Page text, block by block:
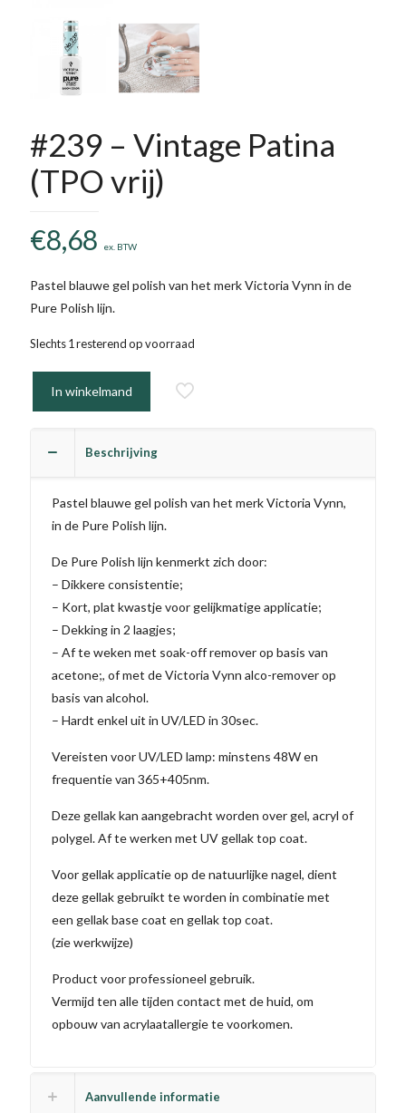
#239 – Vintage Patina
(TPO vrij)
€8,68 ex. BTW
Pastel blauwe gel polish van het merk Victoria Vynn in de
Pure Polish lijn.
Slechts 1 resterend op voorraad
In winkelmand
Beschrijving
Pastel blauwe gel polish van het merk Victoria Vynn,
in de Pure Polish lijn.
De Pure Polish lijn kenmerkt zich door:
– Dikkere consistentie;
– Kort, plat kwastje voor gelijkmatige applicatie;
– Dekking in 2 laagjes;
– Af te weken met soak-off remover op basis van
acetone;, of met de Victoria Vynn alco-remover op
basis van alcohol.
– Hardt enkel uit in UV/LED in 30sec.
Vereisten voor UV/LED lamp: minstens 48W en
frequentie van 365+405nm.
Deze gellak kan aangebracht worden over gel, acryl of
polygel. Af te werken met UV gellak top coat.
Voor gellak applicatie op de natuurlijke nagel, dient
deze gellak gebruikt te worden in combinatie met
een gellak base coat en gellak top coat.
(zie werkwijze)
Product voor professioneel gebruik.
Vermijd ten alle tijden contact met de huid, om
opbouw van acrylaatallergie te voorkomen.
Aanvullende informatie